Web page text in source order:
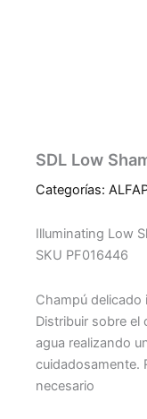
SDL Low
Categorías:
Illuminating Low
SKU PF016446
Champú delicado
Distribuir sobre el
agua realizando
cuidadosamente.
necesario